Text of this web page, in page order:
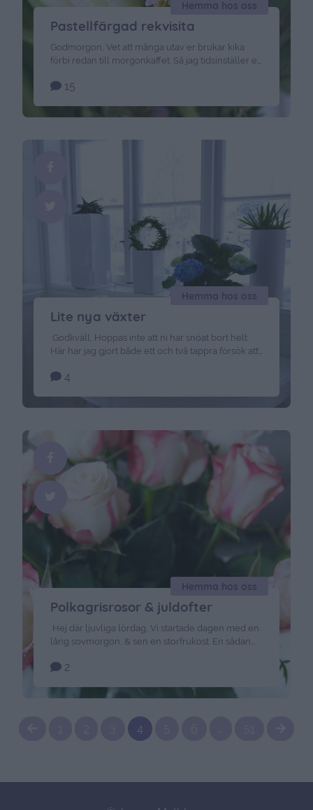
Pastellfärgad rekvisita
Godmorgon, Vet att många utav er brukar kika
förbi redan till morgonkaffet. Så jag tidsinställer ett
timme till. Gårdagen gick åt till att baka X antal
med en sväng till frisören för att slinga & toppa …
15
Hemma hos oss
Lite nya växter
Godkväll, Hoppas inte att ni har snöat bort helt.
Här har jag gjort både ett och två tappra försök att
toksnöa igen, så garageuppfarten ser minst lika
4
Hemma hos oss
Polkagrisrosor & juldofter
Hej där ljuvliga lördag, Vi startade dagen med en
lång sovmorgon, & sen en storfrukost. En sådan
yoghurt med musli, olika sorters juicer, kokta ägg,
Proppmätt fortfarande, kanske inte så lyckat för
2
Hemma hos oss
4